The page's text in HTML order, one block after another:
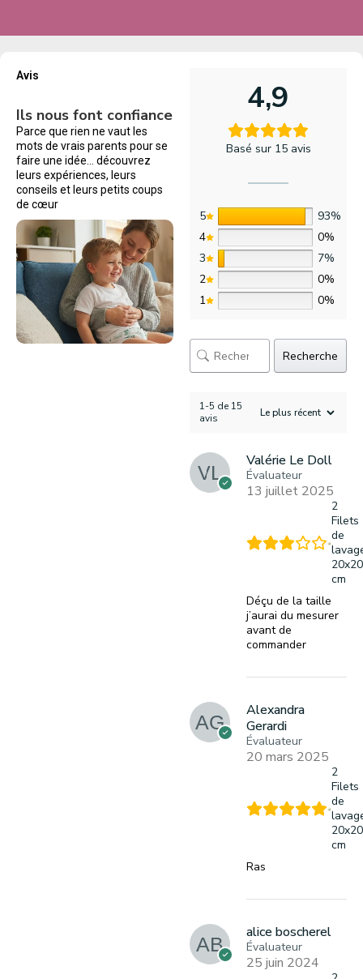
Avis
Ils nous font confiance
Parce que rien ne vaut les
mots de vrais parents pour se
faire une idée… découvrez
leurs expériences, leurs
conseils et leurs petits coups
de cœur
4,9
Basé sur 15 avis
5
93%
4
0%
3
7%
2
0%
1
0%
Recherche
1-5 de 15
avis
Valérie Le Doll
Évaluateur
13 juillet 2025
2
Filets
de
20x20
cm
Déçu de la taille
j’aurai du mesurer
avant de
commander
Alexandra
Gerardi
Évaluateur
20 mars 2025
2
Filets
de
20x20
cm
Ras
alice boscherel
Évaluateur
25 juin 2024